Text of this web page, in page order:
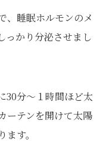
、睡眠ホルモンのメ
っかり分泌させまし
30分～１時間ほど太
ーテンを開けて太陽
す。